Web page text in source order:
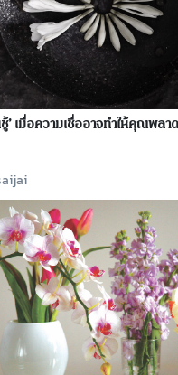
’ เมื่อความเชื่ออาจทำให้คุณพล